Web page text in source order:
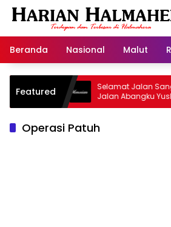
Langsung
Beranda
Nasional Malut
Featured
Selamat Jalan Sang
Jalan Abangku Yuslam Idris
Operasi Patuh